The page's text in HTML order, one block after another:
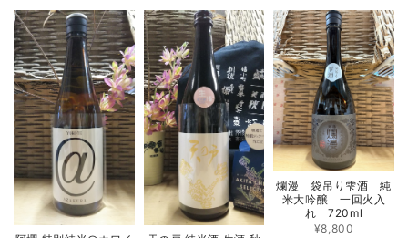
爛漫 袋吊り雫酒 純
米大吟醸 一回火入
れ 720ml
¥8,800